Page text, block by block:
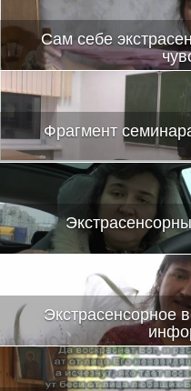
Сам себе
Видео
Фрагмент
Экстрасенсорное
Это новое видео с